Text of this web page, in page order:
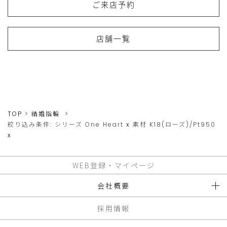
ご来店予約
店舗一覧
TOP
結婚指輪
絞り込み条件: シリーズ One Heart x 素材 K18(ローズ)/Pt950
x
WEB登録・マイページ
会社概要
採用情報